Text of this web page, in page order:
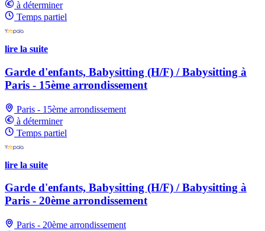
à déterminer
Temps partiel
lire la suite
Garde d'enfants, Babysitting (H/F) / Babysitting à
Paris - 15ème arrondissement
Paris - 15ème arrondissement
à déterminer
Temps partiel
lire la suite
Garde d'enfants, Babysitting (H/F) / Babysitting à
Paris - 20ème arrondissement
Paris - 20ème arrondissement